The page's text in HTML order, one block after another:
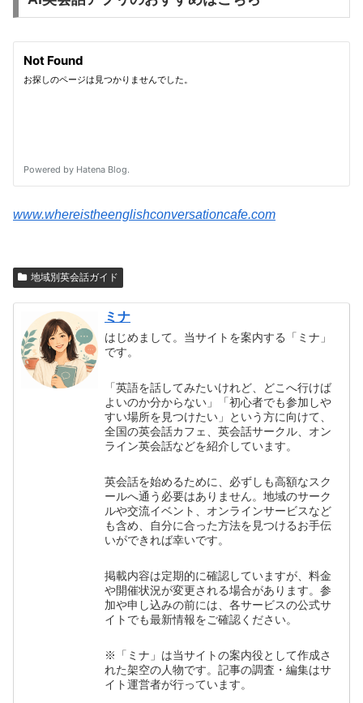
www.whereistheenglishconversationcafe.com
地域別英会話ガイド
ミナ
はじめまして。当サイトを案内する「ミナ」
です。
「英語を話してみたいけれど、どこへ行けば
よいのか分からない」「初心者でも参加しや
すい場所を見つけたい」という方に向けて、
全国の英会話カフェ、英会話サークル、オン
ライン英会話などを紹介しています。
英会話を始めるために、必ずしも高額なスク
ールへ通う必要はありません。地域のサーク
ルや交流イベント、オンラインサービスなど
も含め、自分に合った方法を見つけるお手伝
いができれば幸いです。
掲載内容は定期的に確認していますが、料金
や開催状況が変更される場合があります。参
加や申し込みの前には、各サービスの公式サ
イトでも最新情報をご確認ください。
※「ミナ」は当サイトの案内役として作成さ
れた架空の人物です。記事の調査・編集はサ
イト運営者が行っています。